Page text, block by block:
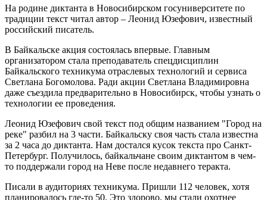
На родине диктанта в Новосибирском госуниверситете по
традиции текст читал автор – Леонид Юзефович, известный
российский писатель.
В Байкальске акция состоялась впервые. Главным
организатором стала преподаватель спецдисциплин
Байкальского техникума отраслевых технологий и сервиса
Светлана Богомолова. Ради акции Светлана Владимировна
даже съездила предварительно в Новосибирск, чтобы узнать о
технологии ее проведения.
Леонид Юзефович свой текст под общим названием "Город на
реке" разбил на 3 части. Байкальску своя часть стала известна
за 2 часа до диктанта. Нам достался кусок текста про Санкт-
Петербург. Получилось, байкальчане своим диктантом в чем-
то поддержали город на Неве после недавнего теракта.
Писали в аудиториях техникума. Пришли 112 человек, хотя
планировалось где-то 50. Это здорово, мы стали охотнее